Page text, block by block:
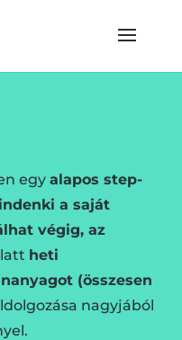
egy alapos step-
a saját
végig, az
heti
(összesen
nagyjából